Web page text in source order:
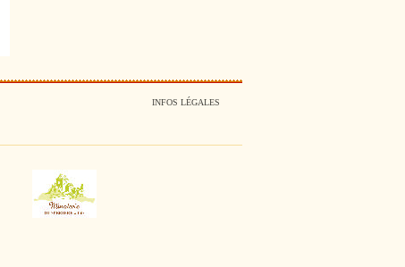
INFOS LÉGALES